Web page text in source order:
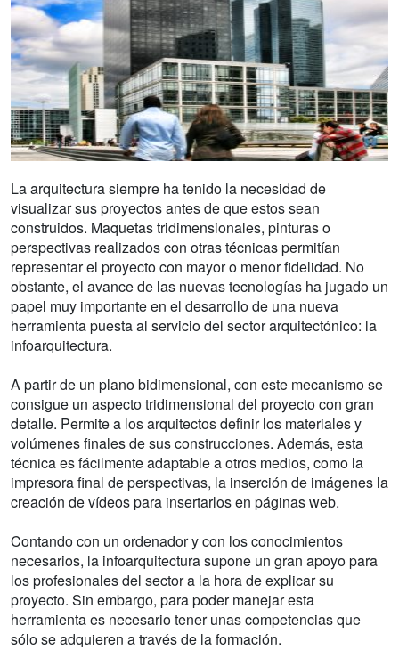
La arquitectura siempre ha tenido la necesidad de
visualizar sus proyectos antes de que estos sean
construidos. Maquetas tridimensionales, pinturas o
perspectivas realizados con otras técnicas permitían
representar el proyecto con mayor o menor fidelidad. No
obstante, el avance de las nuevas tecnologías ha jugado un
papel muy importante en el desarrollo de una nueva
herramienta puesta al servicio del sector arquitectónico: la
infoarquitectura.
A partir de un plano bidimensional, con este mecanismo se
consigue un aspecto tridimensional del proyecto con gran
detalle. Permite a los arquitectos definir los materiales y
volúmenes finales de sus construcciones. Además, esta
técnica es fácilmente adaptable a otros medios, como la
impresora final de perspectivas, la inserción de imágenes la
creación de vídeos para insertarlos en páginas web.
Contando con un ordenador y con los conocimientos
necesarios, la infoarquitectura supone un gran apoyo para
los profesionales del sector a la hora de explicar su
proyecto. Sin embargo, para poder manejar esta
herramienta es necesario tener unas competencias que
sólo se adquieren a través de la formación.